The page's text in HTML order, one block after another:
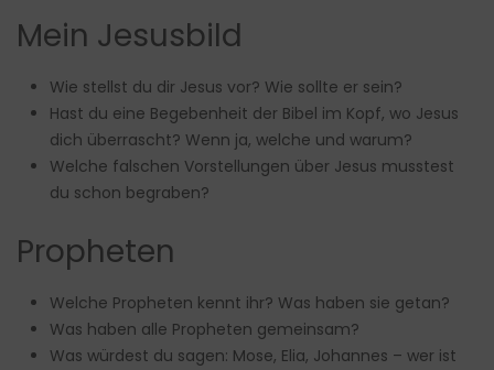
Mein Jesusbild
Wie stellst du dir Jesus vor? Wie sollte er sein?
Hast du eine Begebenheit der Bibel im Kopf, wo Jesus
dich überrascht? Wenn ja, welche und warum?
Welche falschen Vorstellungen über Jesus musstest
du schon begraben?
Propheten
Welche Propheten kennt ihr? Was haben sie getan?
Was haben alle Propheten gemeinsam?
Was würdest du sagen: Mose, Elia, Johannes – wer ist